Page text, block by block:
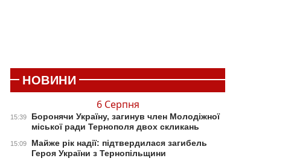
НОВИНИ
6 Серпня
15:39
Боронячи Україну, загинув член Молодіжної
міської ради Тернополя двох скликань
15:09
Майже рік надії: підтвердилася загибель
Героя України з Тернопільщини